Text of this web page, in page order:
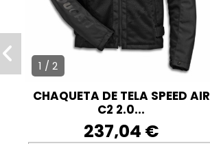
1 / 2
CHAQUETA DE TELA SPEED AIR
C2 2.0...
237,04 €